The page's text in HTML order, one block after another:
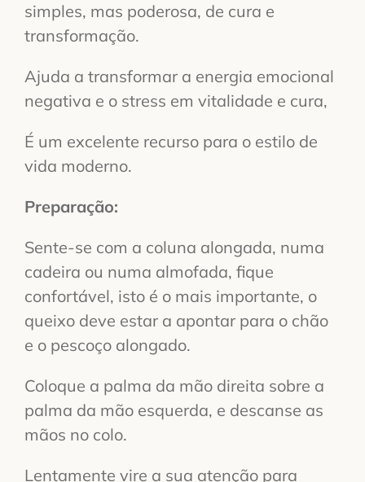
simples, mas poderosa, de cura e
transformação.
Ajuda a transformar a energia emocional
negativa e o stress em vitalidade e cura,
É um excelente recurso para o estilo de
vida moderno.
Preparação:
Sente-se com a coluna alongada, numa
cadeira ou numa almofada, fique
confortável, isto é o mais importante, o
queixo deve estar a apontar para o chão
e o pescoço alongado.
Coloque a palma da mão direita sobre a
palma da mão esquerda, e descanse as
mãos no colo.
Lentamente vire a sua atenção para